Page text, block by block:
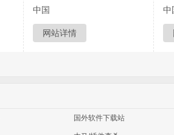
中国
网站详情
中
国外软件下载站